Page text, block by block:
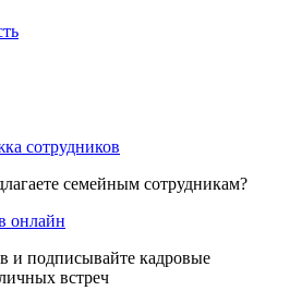
сотрудников
семейным сотрудникам?
онлайн
и подписывайте кадровые
встреч